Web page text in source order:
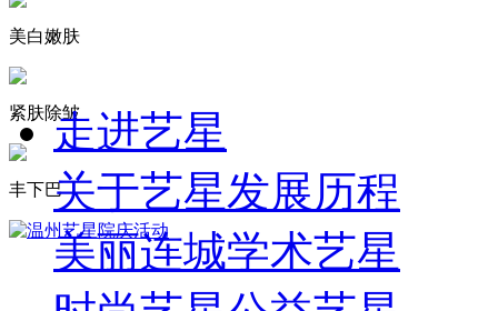
美白嫩肤
紧肤除皱
丰下巴
走进艺星
关于艺星发展历程
美丽连城学术艺星